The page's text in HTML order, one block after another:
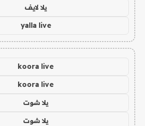
يلا لايف
yalla live
koora live
koora live
يلا شوت
يلا شوت